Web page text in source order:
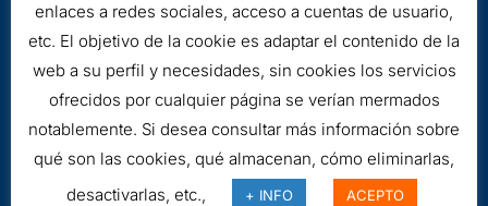
Aviso legal
Cookies
enlaces a redes sociales, acceso a cuentas de usuario,
etc. El objetivo de la cookie es adaptar el contenido de la
web a su perfil y necesidades, sin cookies los servicios
ofrecidos por cualquier página se verían mermados
notablemente. Si desea consultar más información sobre
qué son las cookies, qué almacenan, cómo eliminarlas,
desactivarlas, etc.,
+ INFO ACEPTO